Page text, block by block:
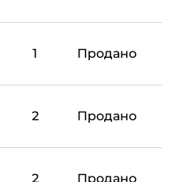
1 Продано
2 Продано
2 Продано